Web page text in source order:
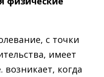
с точки
имеет
когда